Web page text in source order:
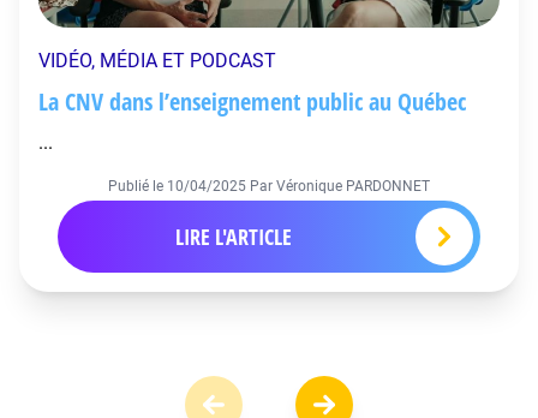
VIDÉO, MÉDIA ET PODCAST
La CNV dans l’enseignement public au Québec
...
Publié le 10/04/2025 Par Véronique PARDONNET
LIRE L'ARTICLE